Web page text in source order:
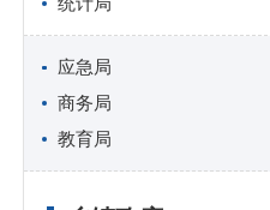
应急局
商务局
教育局